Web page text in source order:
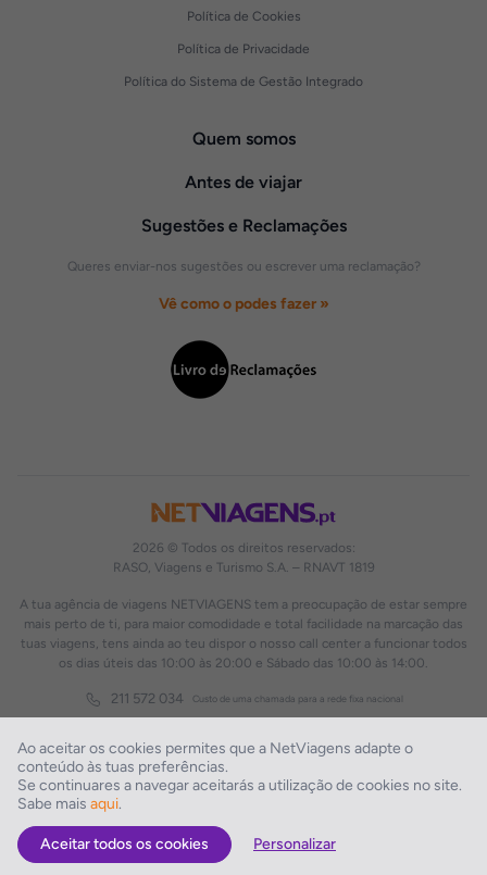
Ao aceitar os cookies permites que a NetViagens adapte o
conteúdo às tuas preferências.
Se continuares a navegar aceitarás a utilização de cookies no site.
Sabe mais aqui.
Aceitar todos os cookies Personalizar
2026 © Todos os direitos reservados:
RASO, Viagens e Turismo S.A. – RNAVT 1819
A tua agência de viagens NETVIAGENS tem a preocupação de estar sempre
mais perto de ti, para maior comodidade e total facilidade na marcação das
tuas viagens, tens ainda ao teu dispor o nosso call center a funcionar todos
os dias úteis das 10:00 às 20:00 e Sábado das 10:00 às 14:00.
211 572 034 Custo de uma chamada para a rede fixa nacional
Política de Cookies
Política de Privacidade
Política do Sistema de Gestão Integrado
Quem somos
Antes de viajar
Sugestões e Reclamações
Queres enviar-nos sugestões ou escrever uma reclamação?
Vê como o podes fazer »